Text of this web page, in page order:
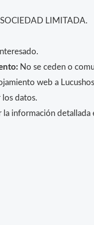
LIMITADA.
No se ceden o
web a
datos.
información detallada